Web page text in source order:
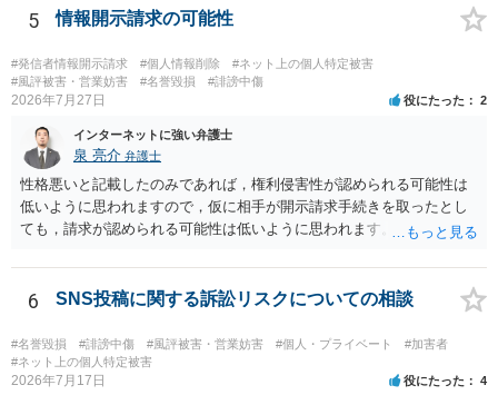
5 情報開示請求の可能性
#発信者情報開示請求 #個人情報削除
#ネット上の個人特定被害
#風評被害・営業妨害
#名誉毀損 #誹謗中傷
2026年7月27日 役にたった 2
インターネットに強い弁護士
泉 亮介 弁護士
性格悪いと記載したのみであれば，権利侵害性が認められる可能性は
低いように思われますので，仮に相手が開示請求手続きを取ったとし
ても，請求が認められる可能性は低いように思われます。
6 SNS投稿に関する訴訟リスクについての相談
#名誉毀損 #誹謗中傷 #風評被害・営業妨害 #個人・プライベート
#加害者
#ネット上の個人特定被害
2026年7月17日 役にたった 4